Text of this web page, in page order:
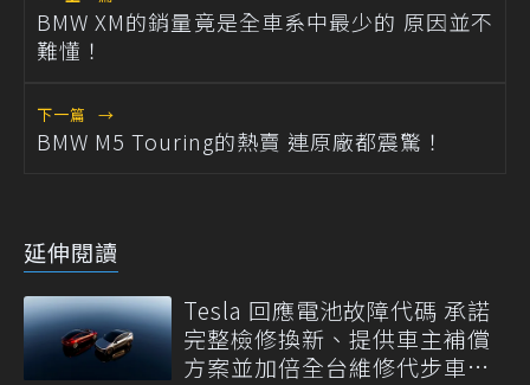
BMW XM的銷量竟是全車系中最少的 原因並不
難懂！
下一篇 →
BMW M5 Touring的熱賣 連原廠都震驚！
延伸閱讀
Tesla 回應電池故障代碼 承諾
完整檢修換新、提供車主補償
方案並加倍全台維修代步車數